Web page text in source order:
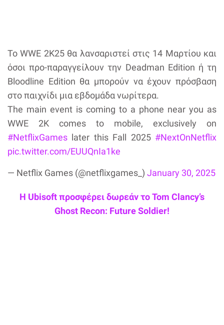
Το WWE 2K25 θα λανσαριστεί στις 14 Μαρτίου και
όσοι προ-παραγγείλουν την Deadman Edition ή τη
Bloodline Edition θα μπορούν να έχουν πρόσβαση
στο παιχνίδι μια εβδομάδα νωρίτερα.
The main event is coming to a phone near you as
WWE 2K comes to mobile, exclusively on
#NetflixGames later this Fall 2025 #NextOnNetflix
pic.twitter.com/EUUQnIa1ke
— Netflix Games (@netflixgames_) January 30, 2025
Η Ubisoft προσφέρει δωρεάν το Tom Clancy’s
Ghost Recon: Future Soldier!